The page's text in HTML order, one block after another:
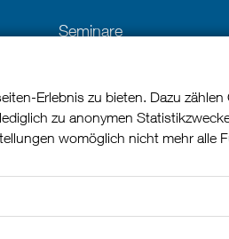
Erlebnis zu bieten. Dazu
zu anonymen
womöglich nicht mehr
Seminare
Teilnehmerstimmen
Blog
Kontakt